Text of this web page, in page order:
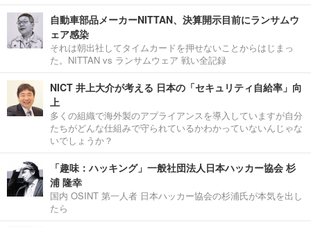
自動車部品メーカーNITTAN、決算開示目前にランサムウ
ェア感染
それは朝出社してタイムカードを押せないことからはじまっ
た。NITTAN vs ランサムウェア 戦い全記録
NICT 井上大介が考える 日本の「セキュリティ自給率」向
上
多くの組織で海外製のアプライアンスを導入していますが自分
たちがどんな仕組みで守られているかわかっていないんじゃな
いでしょうか？
「趣味：ハッキング」一般社団法人日本ハッカー協会 杉
浦 隆幸
国内 OSINT 第一人者 日本ハッカー協会の杉浦氏が本気を出し
たら